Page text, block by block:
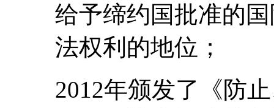
给予缔约国批准的
法权利的地位；
2012年颁发了《防